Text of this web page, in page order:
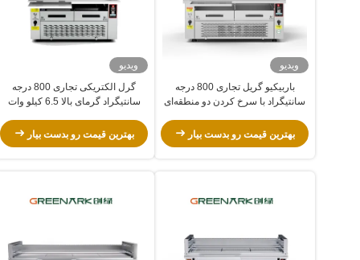
ویدیو
باربیکیو گریل تجاری 800 درجه
سانتیگراد با سرخ کردن دو منطقه‌ای
بهترین قیمت رو بدست بیار
ویدیو
گرل الکتریکی تجاری 800 درجه
سانتیگراد گرمای بالا 6.5 کیلو وات
بهترین قیمت رو بدست بیار